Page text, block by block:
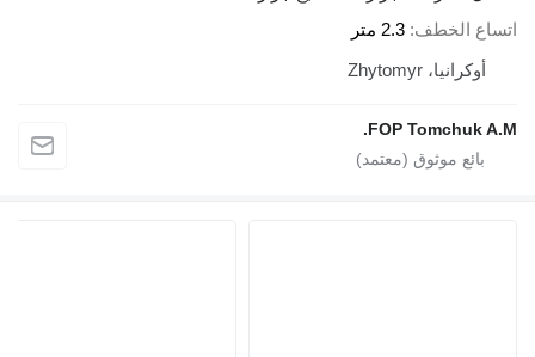
اتساع الخطف 2.3 متر
أوكرانيا، Zhytomyr
FOP Tomchuk A.M.